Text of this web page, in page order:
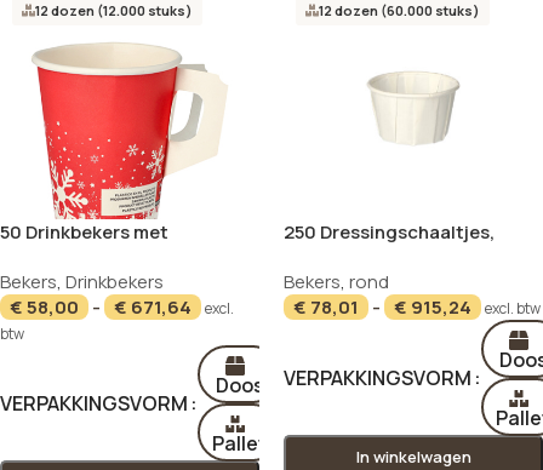
12 dozen (12.000 stuks)
50 Drinkbekers met
cm · 9,3 cm “Winter Time”
Bekers, Drinkbekers
€58,00 - € 671,64
excl.
btw
VERPAKKINGSVORM
Doos
Pallet
12 dozen (60.000 stuks)
250 Dressingschaaltjes,
3,5 cm wit
Bekers, rond
€ 78,01 - € 915,24 excl. btw
VERPAKKINGSVORM
In winkelwagen